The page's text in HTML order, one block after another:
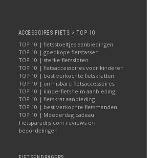
ACCESSOIRES FIETS > TOP 10
TOP 10 | fietsstoeltjes aanbiedingen
TOP 10 | goedkope fietstassen
TOP 10 | sterke fietssloten
TOP 10 | fietsaccessoires voor kinderen
TOP 10 | best verkochte fietskratten
TOP 10 | onmisbare fietsaccessoires
TOP 10 | kinderfietshelm aanbieding
TOP 10 | fietskrat aanbieding
TOP 10 | best verkochte fietsmanden
TOP 10 | Moederdag cadeau
Fietsparadijs.com reviews en
beoordelingen